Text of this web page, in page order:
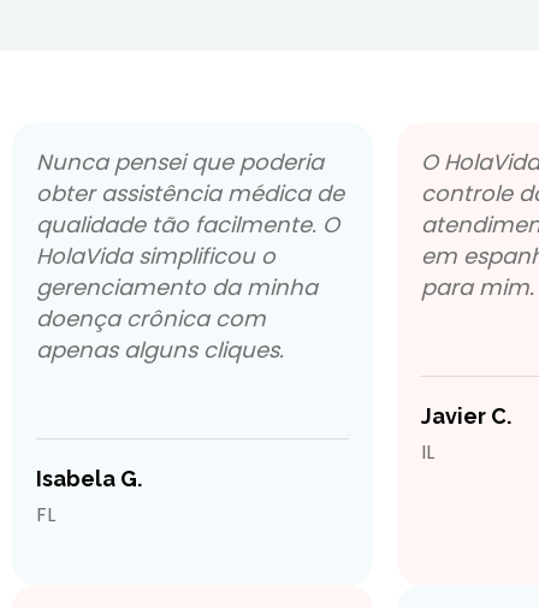
Nunca pensei que poderia
obter assistência médica de
qualidade tão facilmente. O
HolaVida simplificou o
gerenciamento da minha
doença crônica com
apenas alguns cliques.
Isabela G.
FL
O
controle
em
para mim.
Javier C.
IL